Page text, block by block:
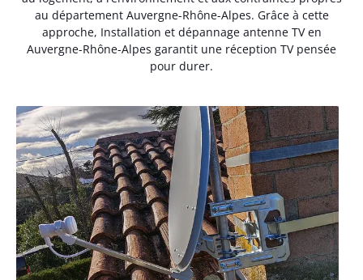
au département Auvergne-Rhône-Alpes. Grâce à cette
approche, Installation et dépannage antenne TV en
Auvergne-Rhône-Alpes garantit une réception TV pensée
pour durer.